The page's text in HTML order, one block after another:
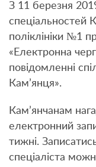
З 11 березня
спеціальностей
поліклініки №1
«Електронна
повідомленні
Кам’янця».
Кам’янчанам
електронний
тижні.
спеціаліста